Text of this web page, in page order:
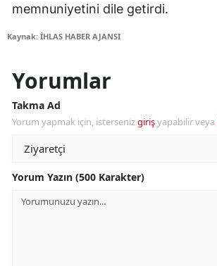
memnuniyetini dile getirdi.
Kaynak: İHLAS HABER AJANSI
Yorumlar
Takma Ad
Yorum yapmak için, istersenizgirişyapabilir veya
Yorum Yazın (500 Karakter)